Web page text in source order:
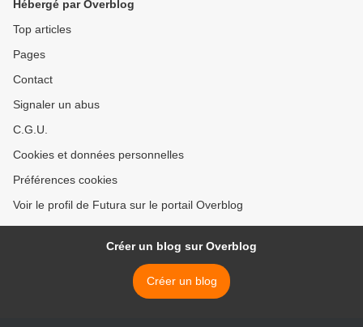
Hébergé par Overblog
Top articles
Pages
Contact
Signaler un abus
C.G.U.
Cookies et données personnelles
Préférences cookies
Voir le profil de Futura sur le portail Overblog
Créer un blog sur Overblog
Créer un blog